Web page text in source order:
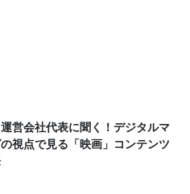
営会社代表に聞く！デジタルマ
視点で見る「映画」コンテンツ